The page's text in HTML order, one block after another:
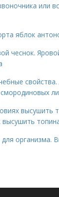
или
яблок
чеснок.
высушить
высушить
организма.